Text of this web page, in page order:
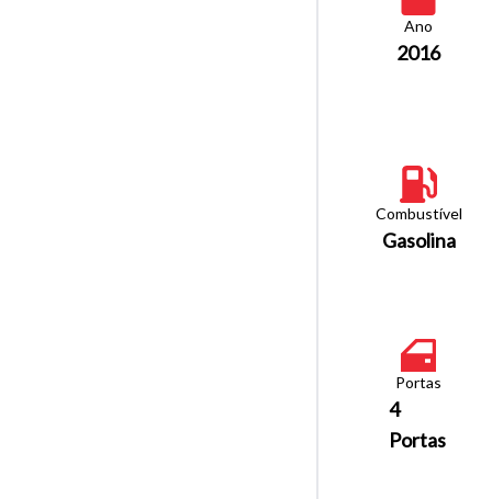
Ano
2016
Combustível
Gasolina
Portas
4
Portas